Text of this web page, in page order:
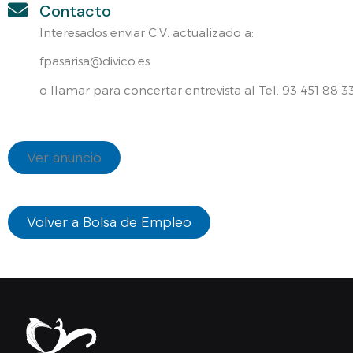
Contacto
Interesados enviar C.V. actualizado a:
fpasarisa@divico.es
o llamar para concertar entrevista al Tel. 93 451 88
Ver anuncio
Volver a Bolsa de Empleo